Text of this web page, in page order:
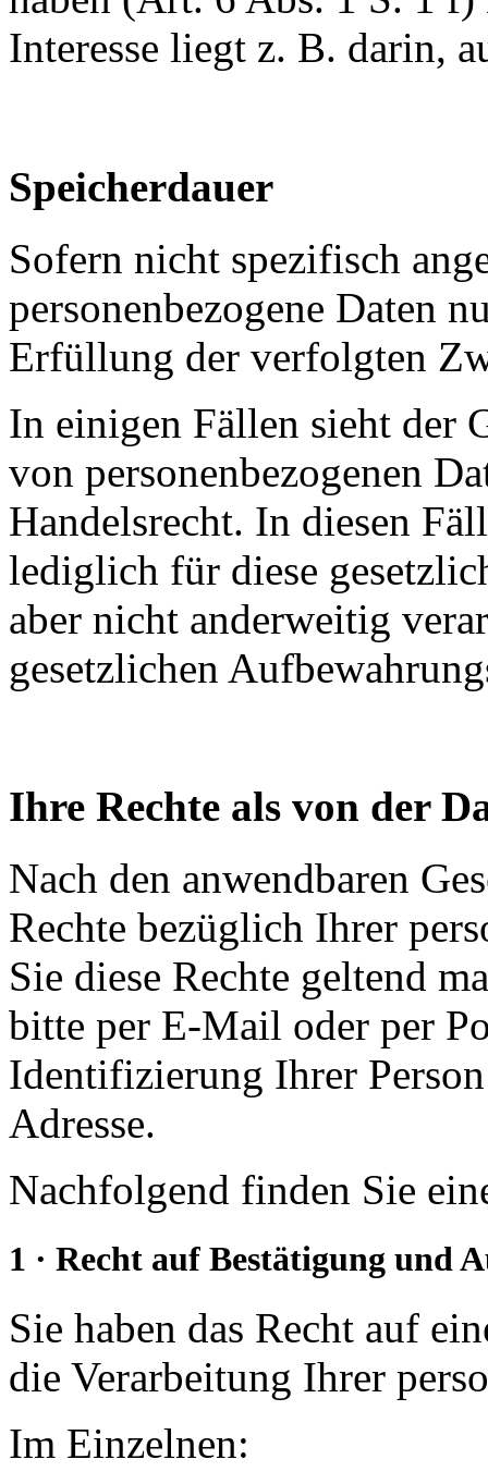
Interesse liegt z. B. darin,
Speicherdauer
Sofern nicht spezifisch
personenbezogene Daten
Erfüllung der verfolgten
In einigen Fällen sieht der
von personenbezogenen
Handelsrecht. In diesen
lediglich für diese
aber nicht anderweitig
gesetzlichen
Ihre Rechte als von der
Nach den anwendbaren
Rechte bezüglich Ihrer
Sie diese Rechte geltend
bitte per E-Mail oder per
Identifizierung Ihrer
Adresse.
Nachfolgend finden Sie
1 · Recht auf Bestätigung und
Sie haben das Recht auf
die Verarbeitung Ihrer
Im Einzelnen: